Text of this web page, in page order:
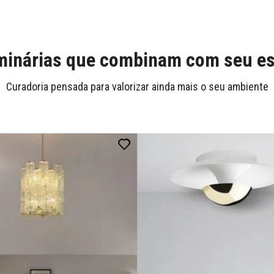
que combinam com seu
Curadoria pensada para valorizar ainda mais o seu ambiente